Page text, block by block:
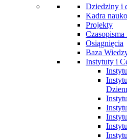
Dziedziny i
Kadra
Projekty
Osiągnięcia
Baza
Instytuty i